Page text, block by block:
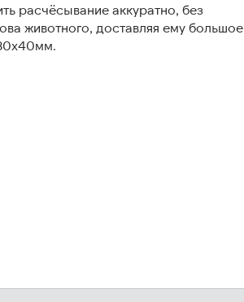
расчёсывание аккуратно, без
животного, доставляя ему большое